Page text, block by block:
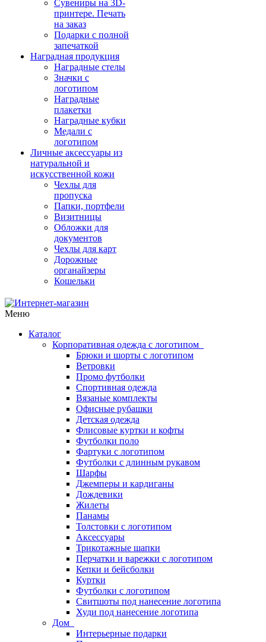
Сувениры на 3D-
принтере. Печать
на заказ
Подарки с полной
запечаткой
Наградная продукция
Наградные стелы
Значки с
логотипом
Наградные
плакетки
Наградные кубки
Медали с
логотипом
Личные аксессуары из
натуральной и
искусственной кожи
Чехлы для
пропуска
Папки, портфели
Визитницы
Обложки для
документов
Чехлы для карт
Дорожные
органайзеры
Кошельки
Меню
Каталог
Корпоративная одежда с логотипом
Брюки и шорты с логотипом
Ветровки
Промо футболки
Спортивная одежда
Вязаные комплекты
Офисные рубашки
Детская одежда
Флисовые куртки и кофты
Футболки поло
Фартуки с логотипом
Футболки с длинным рукавом
Шарфы
Джемперы и кардиганы
Дождевики
Жилеты
Панамы
Толстовки с логотипом
Аксессуары
Трикотажные шапки
Перчатки и варежки с логотипом
Кепки и бейсболки
Куртки
Футболки с логотипом
Свитшоты под нанесение логотипа
Худи под нанесение логотипа
Дом
Интерьерные подарки